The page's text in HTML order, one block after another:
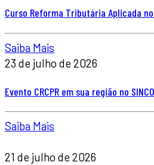
Curso Reforma Tributária Aplicada no
Saiba Mais
23 de julho de 2026
Evento CRCPR em sua região no
Saiba Mais
21 de julho de 2026